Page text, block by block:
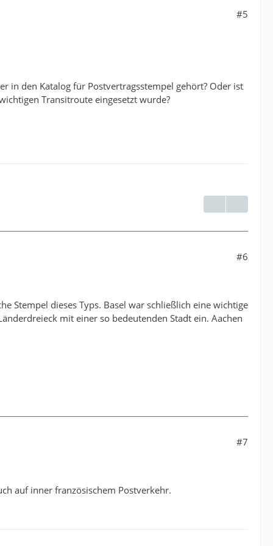
#5
in den Katalog für Postvertragsstempel gehört? Oder ist
Transitroute eingesetzt wurde?
#6
Stempel dieses Typs. Basel war schließlich eine wichtige
mit einer so bedeutenden Stadt ein. Aachen
#7
auf inner französischem Postverkehr.